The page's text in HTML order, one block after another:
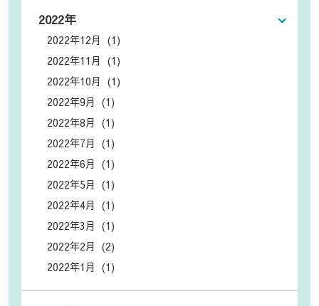
2022年
2022年12月 (1)
2022年11月 (1)
2022年10月 (1)
2022年9月 (1)
2022年8月 (1)
2022年7月 (1)
2022年6月 (1)
2022年5月 (1)
2022年4月 (1)
2022年3月 (1)
2022年2月 (2)
2022年1月 (1)